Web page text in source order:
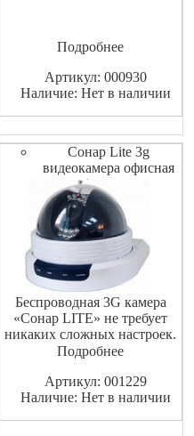
Подробнее
Артикул: 000930
Наличие: Нет в наличии
Сонар Lite 3g
видеокамера офисная
Беспроводная 3G камера
«Сонар LITE» не требует
никаких сложных настроек.
Поддержка сжатия в кодек
карту. Обладает выходом для
микрофона, а также
Подробнее
Артикул: 001229
Наличие: Нет в наличии